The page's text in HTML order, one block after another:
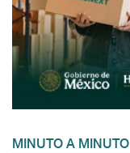
MINUTO A MINUTO